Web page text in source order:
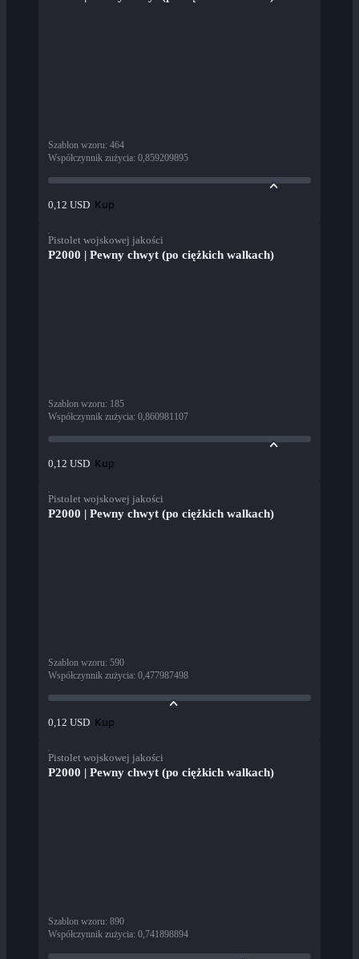
Szablon wzoru: 464
Współczynnik zużycia: 0,859209895
0,12 USD Kup
Pistolet wojskowej jakości
P2000 | Pewny chwyt (po ciężkich walkach)
Szablon wzoru: 185
Współczynnik zużycia: 0,860981107
0,12 USD Kup
Pistolet wojskowej jakości
P2000 | Pewny chwyt (po ciężkich walkach)
Szablon wzoru: 590
Współczynnik zużycia: 0,477987498
0,12 USD Kup
Pistolet wojskowej jakości
P2000 | Pewny chwyt (po ciężkich walkach)
Szablon wzoru: 890
Współczynnik zużycia: 0,741898894